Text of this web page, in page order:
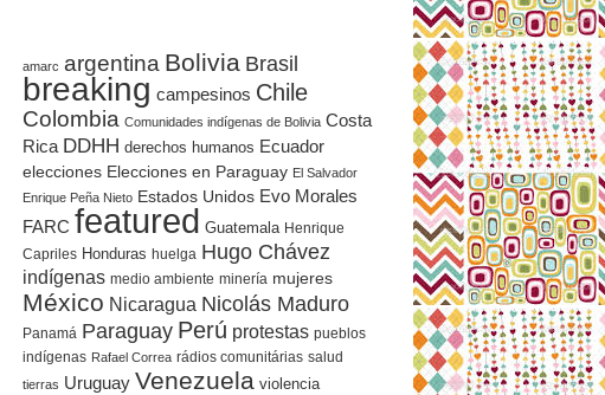
amarc argentina Bolivia Brasil
breaking campesinos Chile
Colombia Comunidades indígenas de Bolivia Costa
Rica DDHH derechos humanos Ecuador
elecciones Elecciones en Paraguay El Salvador
Enrique Peña Nieto Estados Unidos Evo Morales
FARC featured Guatemala Henrique
Capriles Honduras huelga Hugo Chávez
indígenas medio ambiente minería mujeres
México Nicaragua Nicolás Maduro
Panamá Paraguay Perú protestas pueblos
indígenas Rafael Correa rádios comunitárias salud
tierras Uruguay Venezuela violencia